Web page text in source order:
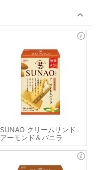
SUNAO クリームサンド
アーモンド＆バニラ